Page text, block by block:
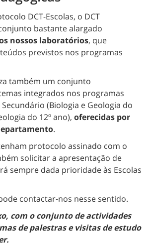
DCT-Escolas, o DCT
bastante alargado
nossos laboratórios, que
previstos nos programas
também um conjunto
integrados nos programas
(Biologia e Geologia do
do 12º ano), oferecidas por
.
protocolo assinado com o
solicitar a apresentação de
sempre dada prioridade às Escolas
contactar-nos nesse sentido.
com o conjunto de actividades
de palestras e visitas de estudo